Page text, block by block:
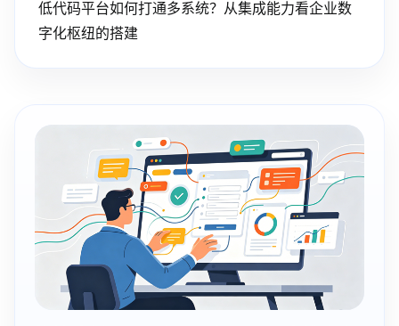
低代码平台如何打通多系统？从集成能力看企业数
字化枢纽的搭建